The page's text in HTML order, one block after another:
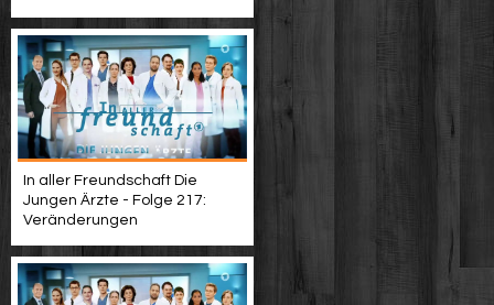
In aller Freundschaft Die
Jungen Ärzte - Folge 217:
Veränderungen